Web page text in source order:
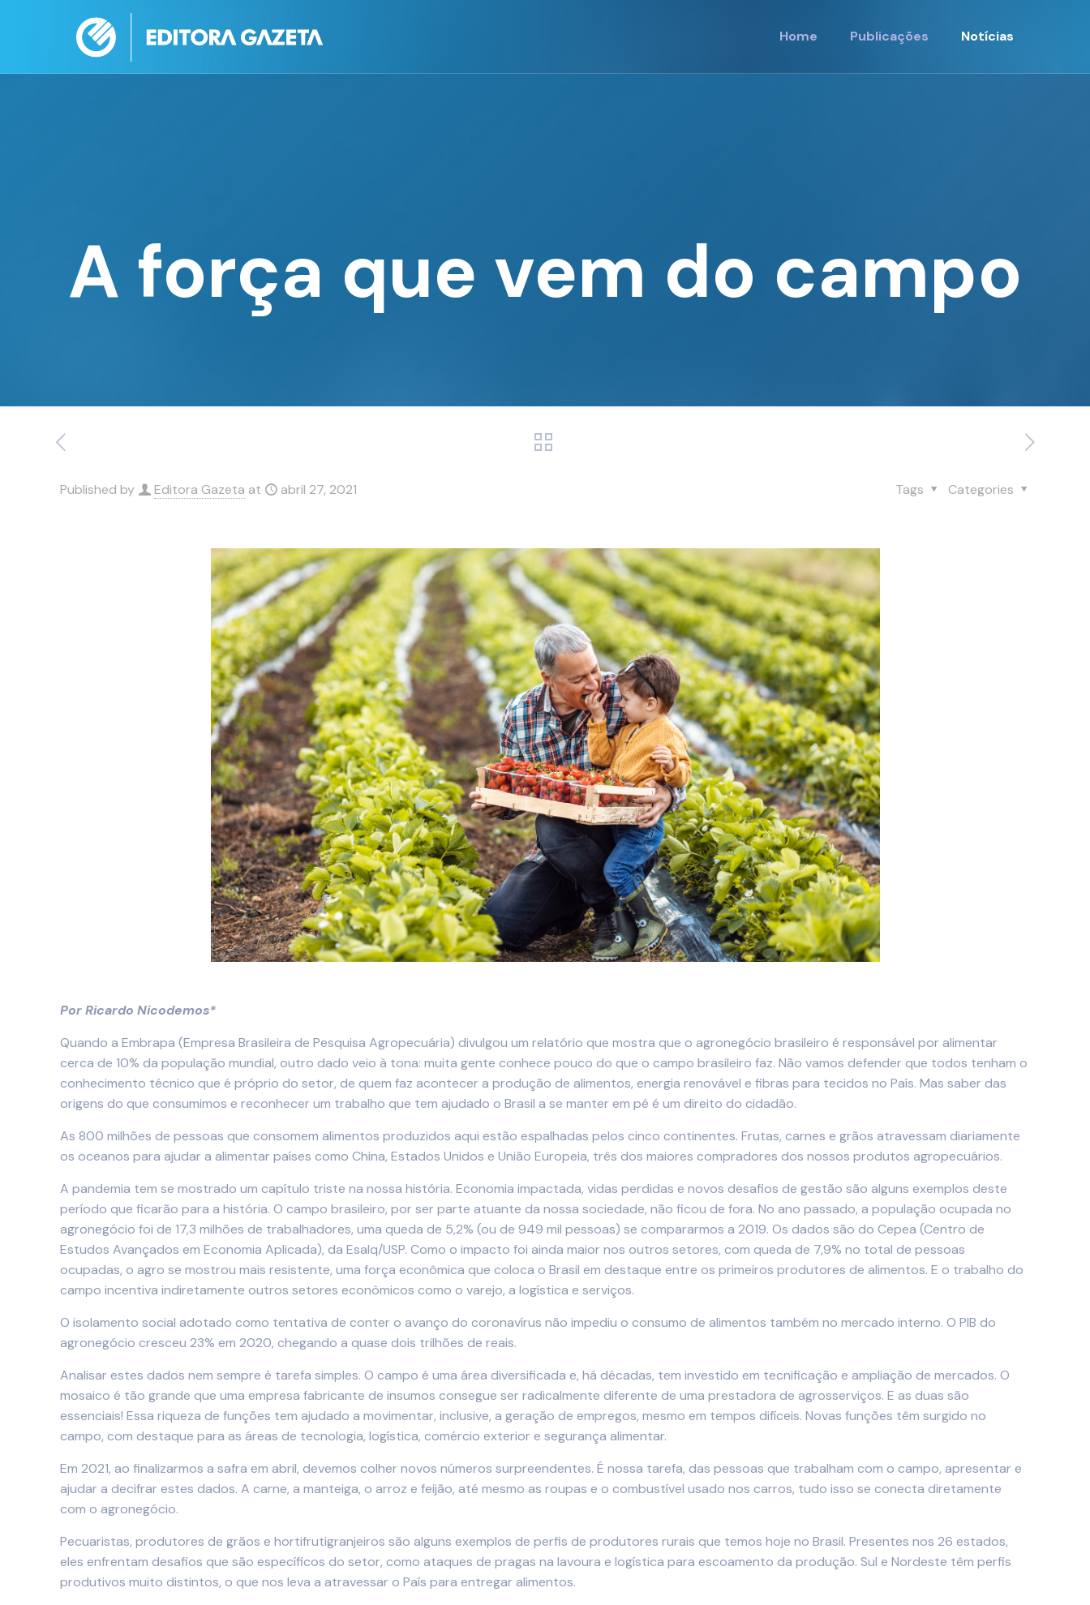
Home Publicações Notícias
A força que vem do campo
Published by Editora Gazeta at abril 27, 2021 Categories
Tags
Por Ricardo Nicodemos*
Quando a Embrapa (Empresa Brasileira de Pesquisa Agropecuária) divulgou um relatório que mostra que o agronegócio brasileiro é responsável por alimentar
cerca de 10% da população mundial, outro dado veio à tona: muita gente conhece pouco do que o campo brasileiro faz. Não vamos defender que todos tenham o
conhecimento técnico que é próprio do setor, de quem faz acontecer a produção de alimentos, energia renovável e fibras para tecidos no País. Mas saber das
origens do que consumimos e reconhecer um trabalho que tem ajudado o Brasil a se manter em pé é um direito do cidadão.
As 800 milhões de pessoas que consomem alimentos produzidos aqui estão espalhadas pelos cinco continentes. Frutas, carnes e grãos atravessam diariamente
os oceanos para ajudar a alimentar países como China, Estados Unidos e União Europeia, três dos maiores compradores dos nossos produtos agropecuários.
A pandemia tem se mostrado um capítulo triste na nossa história. Economia impactada, vidas perdidas e novos desafios de gestão são alguns exemplos deste
período que ficarão para a história. O campo brasileiro, por ser parte atuante da nossa sociedade, não ficou de fora. No ano passado, a população ocupada no
agronegócio foi de 17,3 milhões de trabalhadores, uma queda de 5,2% (ou de 949 mil pessoas) se compararmos a 2019. Os dados são do Cepea (Centro de
Estudos Avançados em Economia Aplicada), da Esalq/USP. Como o impacto foi ainda maior nos outros setores, com queda de 7,9% no total de pessoas
ocupadas, o agro se mostrou mais resistente, uma força econômica que coloca o Brasil em destaque entre os primeiros produtores de alimentos. E o trabalho do
campo incentiva indiretamente outros setores econômicos como o varejo, a logística e serviços.
O isolamento social adotado como tentativa de conter o avanço do coronavírus não impediu o consumo de alimentos também no mercado interno. O PIB do
agronegócio cresceu 23% em 2020, chegando a quase dois trilhões de reais.
Analisar estes dados nem sempre é tarefa simples. O campo é uma área diversificada e, há décadas, tem investido em tecnificação e ampliação de mercados. O
mosaico é tão grande que uma empresa fabricante de insumos consegue ser radicalmente diferente de uma prestadora de agrosserviços. E as duas são
essenciais! Essa riqueza de funções tem ajudado a movimentar, inclusive, a geração de empregos, mesmo em tempos difíceis. Novas funções têm surgido no
campo, com destaque para as áreas de tecnologia, logística, comércio exterior e segurança alimentar.
Em 2021, ao finalizarmos a safra em abril, devemos colher novos números surpreendentes. É nossa tarefa, das pessoas que trabalham com o campo, apresentar e
ajudar a decifrar estes dados. A carne, a manteiga, o arroz e feijão, até mesmo as roupas e o combustível usado nos carros, tudo isso se conecta diretamente
com o agronegócio.
Pecuaristas, produtores de grãos e hortifrutigranjeiros são alguns exemplos de perfis de produtores rurais que temos hoje no Brasil. Presentes nos 26 estados,
eles enfrentam desafios que são específicos do setor, como ataques de pragas na lavoura e logística para escoamento da produção. Sul e Nordeste têm perfis
produtivos muito distintos, o que nos leva a atravessar o País para entregar alimentos.